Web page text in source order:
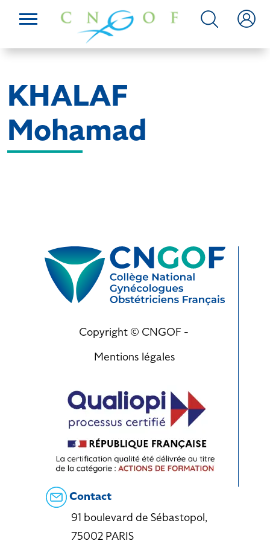
KHALAF
Mohamad
Copyright © CNGOF -
Mentions légales
Contact
91 boulevard de Sébastopol,
75002 PARIS